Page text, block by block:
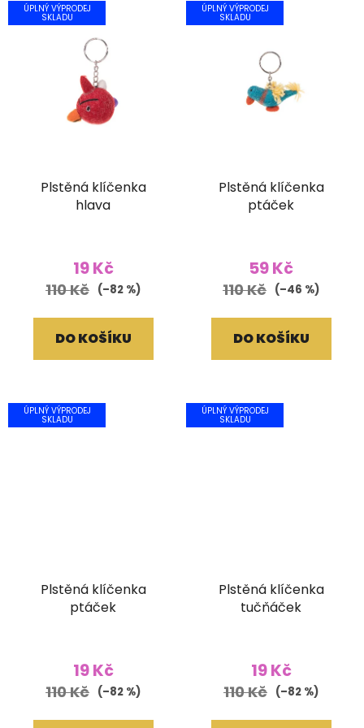
ÚPLNÝ VÝPRODEJ
SKLADU
Plstěná klíčenka
hlava
19 Kč
110 Kč (–82 %)
DO KOŠÍKU
ÚPLNÝ VÝPRODEJ
SKLADU
Plstěná klíčenka
ptáček
59 Kč
110 Kč (–46 %)
DO KOŠÍKU
ÚPLNÝ VÝPRODEJ
SKLADU
Plstěná klíčenka
ptáček
19 Kč
110 Kč (–82 %)
ÚPLNÝ VÝPRODEJ
SKLADU
Plstěná klíčenka
tučňáček
19 Kč
110 Kč (–82 %)